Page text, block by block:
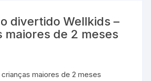
divertido Wellkids –
maiores de 2 meses
maiores de 2 meses